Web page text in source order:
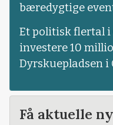
bæredygtige
Et politisk flertal i
investere 10
Dyrskuepladsen i
Få aktuelle